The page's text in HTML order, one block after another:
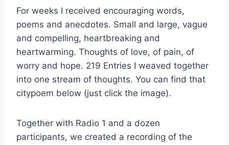
For weeks I received encouraging words,
poems and anecdotes. Small and large, vague
and compelling, heartbreaking and
heartwarming. Thoughts of love, of pain, of
worry and hope. 219 Entries I weaved together
into one stream of thoughts. You can find that
citypoem below (just click the image).
Together with Radio 1 and a dozen
participants, we created a recording of the